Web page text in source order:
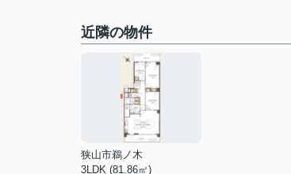
近隣の物件
狭山市鵜ノ木
3LDK (81.86㎡)